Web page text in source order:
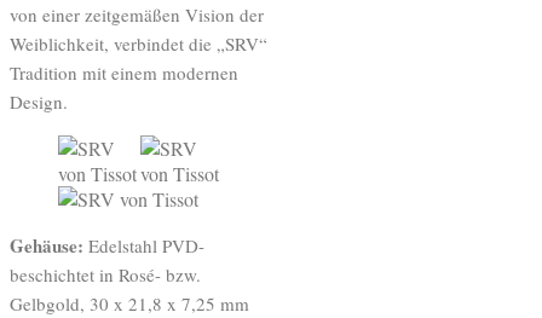
von einer zeitgemäßen Vision der
Weiblichkeit, verbindet die „SRV“
Tradition mit einem modernen
Design.
Gehäuse: Edelstahl PVD-
beschichtet in Rosé- bzw.
Gelbgold, 30 x 21,8 x 7,25 mm